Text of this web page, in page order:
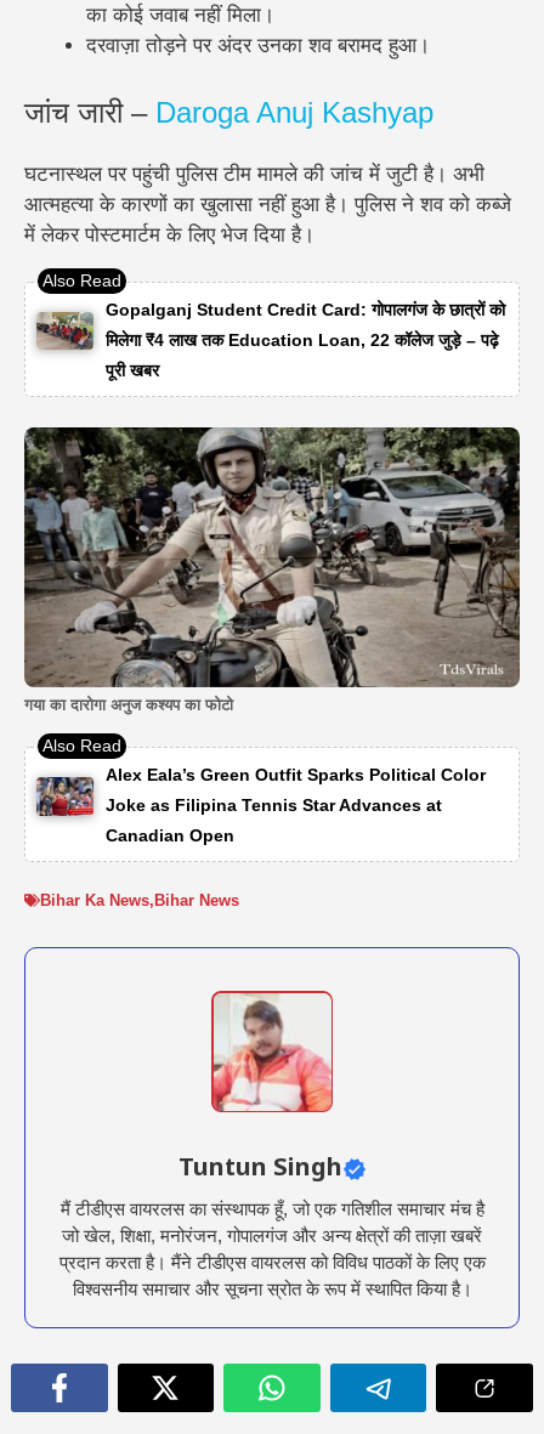
का कोई जवाब नहीं मिला।
दरवाज़ा तोड़ने पर अंदर उनका शव बरामद हुआ।
जांच जारी – Daroga Anuj Kashyap
घटनास्थल पर पहुंची पुलिस टीम मामले की जांच में जुटी है। अभी
आत्महत्या के कारणों का खुलासा नहीं हुआ है। पुलिस ने शव को कब्जे
में लेकर पोस्टमार्टम के लिए भेज दिया है।
Gopalganj Student Credit Card: गोपालगंज के छात्रों को
मिलेगा ₹4 लाख तक Education Loan, 22 कॉलेज जुड़े – पढ़े
पूरी खबर
गया का दारोगा अनुज कश्यप का फोटो
Alex Eala’s Green Outfit Sparks Political Color
Joke as Filipina Tennis Star Advances at
Canadian Open
Bihar Ka News, Bihar News
Tuntun Singh
मैं टीडीएस वायरलस का संस्थापक हूँ, जो एक गतिशील समाचार मंच है
जो खेल, शिक्षा, मनोरंजन, गोपालगंज और अन्य क्षेत्रों की ताज़ा खबरें
प्रदान करता है। मैंने टीडीएस वायरलस को विविध पाठकों के लिए एक
विश्वसनीय समाचार और सूचना स्रोत के रूप में स्थापित किया है।